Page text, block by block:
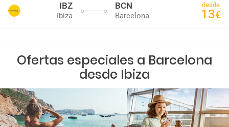
IBZ
Ibiza
BCN
Barcelona
desde
13€
Ofertas especiales a Barcelona
desde Ibiza